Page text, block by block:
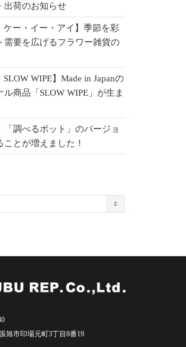
り・日除け・ＵＶ】夏の必
需品が勢ぞろい！猛暑に負
ログ
です
出荷のお知らせ
ケー・イー・アイ】季節を彩
需要を広げるフラワー雑貨の
SLOW WIPE】Made in Japanの
商品「SLOW WIPE」が生ま
「調べるボット」のバージョ
ことが増えました！
旭市印場元町3丁目8番19